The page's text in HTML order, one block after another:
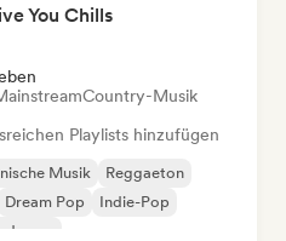
You Chills
Country-Musik
Playlists hinzufügen
Musik
Reggaeton
Dream Pop
Indie-Pop